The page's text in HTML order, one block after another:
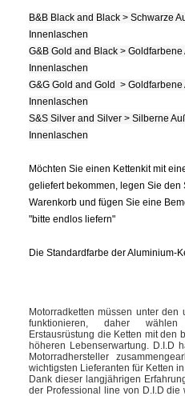
B&B Black and Black > Schwarze
Innenlaschen
G&B Gold and Black >
Innenlaschen
G&G Gold and Gold >
Innenlaschen
S&S Silver and Silver > Silberne
Innenlaschen
Möchten Sie einen Kettenkit mit
geliefert bekommen, legen Sie den
Warenkorb und fügen Sie eine
"bitte endlos liefern"
Die Standardfarbe der Aluminium-
Motorradketten müssen unter den
funktionieren, daher
Erstausrüstung die Ketten mit den
höheren Lebenserwartung. D.I.D
Motorradhersteller
wichtigsten Lieferanten für Ketten
Dank dieser langjährigen
der Professional line von D.I.D